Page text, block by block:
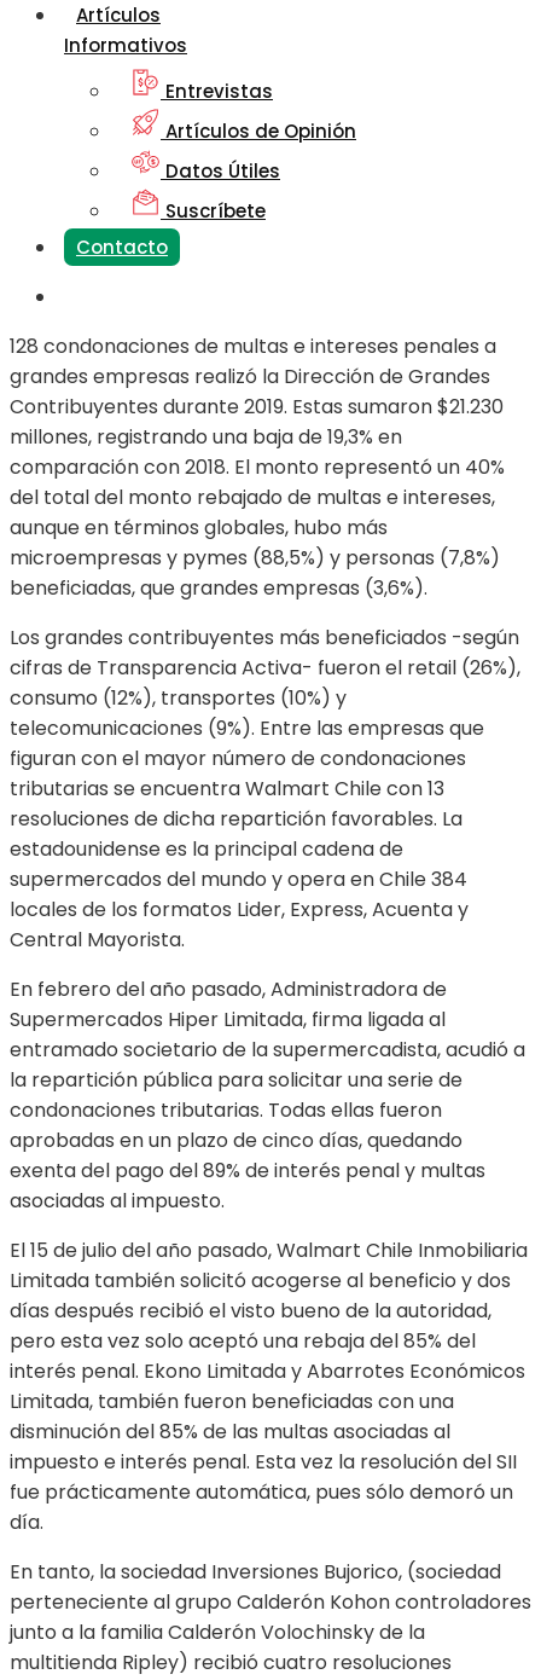
Artículos
Informativos
Entrevistas
Artículos de Opinión
Datos Útiles
Suscríbete
Contacto
128 condonaciones de multas e intereses penales a
grandes empresas realizó la Dirección de Grandes
Contribuyentes durante 2019. Estas sumaron $21.230
millones, registrando una baja de 19,3% en
comparación con 2018. El monto representó un 40%
del total del monto rebajado de multas e intereses,
aunque en términos globales, hubo más
microempresas y pymes (88,5%) y personas (7,8%)
beneficiadas, que grandes empresas (3,6%).
Los grandes contribuyentes más beneficiados -según
cifras de Transparencia Activa- fueron el retail (26%),
consumo (12%), transportes (10%) y
telecomunicaciones (9%). Entre las empresas que
figuran con el mayor número de condonaciones
tributarias se encuentra Walmart Chile con 13
resoluciones de dicha repartición favorables. La
estadounidense es la principal cadena de
supermercados del mundo y opera en Chile 384
locales de los formatos Lider, Express, Acuenta y
Central Mayorista.
En febrero del año pasado, Administradora de
Supermercados Hiper Limitada, firma ligada al
entramado societario de la supermercadista, acudió a
la repartición pública para solicitar una serie de
condonaciones tributarias. Todas ellas fueron
aprobadas en un plazo de cinco días, quedando
exenta del pago del 89% de interés penal y multas
asociadas al impuesto.
El 15 de julio del año pasado, Walmart Chile Inmobiliaria
Limitada también solicitó acogerse al beneficio y dos
días después recibió el visto bueno de la autoridad,
pero esta vez solo aceptó una rebaja del 85% del
interés penal. Ekono Limitada y Abarrotes Económicos
Limitada, también fueron beneficiadas con una
disminución del 85% de las multas asociadas al
impuesto e interés penal. Esta vez la resolución del SII
fue prácticamente automática, pues sólo demoró un
día.
En tanto, la sociedad Inversiones Bujorico, (sociedad
perteneciente al grupo Calderón Kohon controladores
junto a la familia Calderón Volochinsky de la
multitienda Ripley) recibió cuatro resoluciones